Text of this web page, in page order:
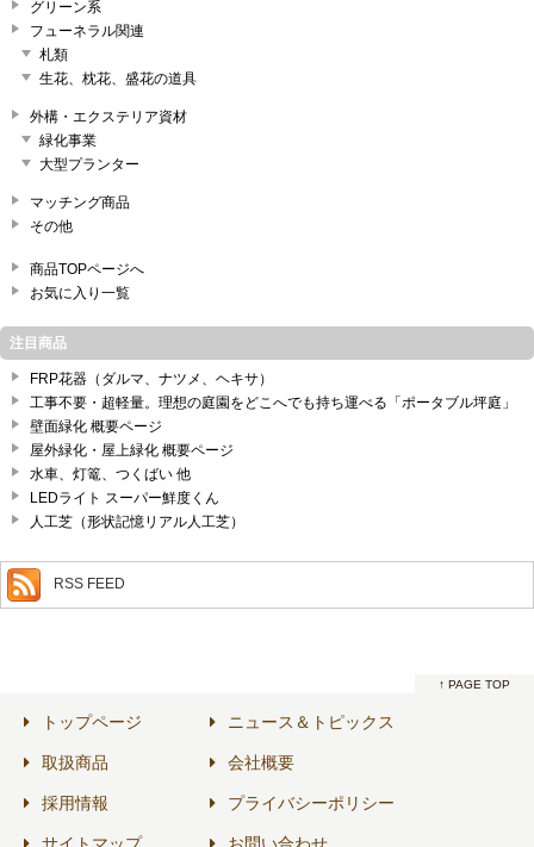
グリーン系
フューネラル関連
札類
生花、枕花、盛花の道具
外構・エクステリア資材
緑化事業
大型プランター
マッチング商品
その他
商品TOPページへ
お気に入り一覧
注目商品
FRP花器（ダルマ、ナツメ、ヘキサ）
工事不要・超軽量。理想の庭園をどこへでも持ち運べる「ポータブル坪庭」
壁面緑化 概要ページ
屋外緑化・屋上緑化 概要ページ
水車、灯篭、つくばい 他
LEDライト スーパー鮮度くん
人工芝（形状記憶リアル人工芝）
RSS FEED
↑ PAGE TOP
トップページ
取扱商品
採用情報
ニュース＆トピックス
会社概要
プライバシーポリシー